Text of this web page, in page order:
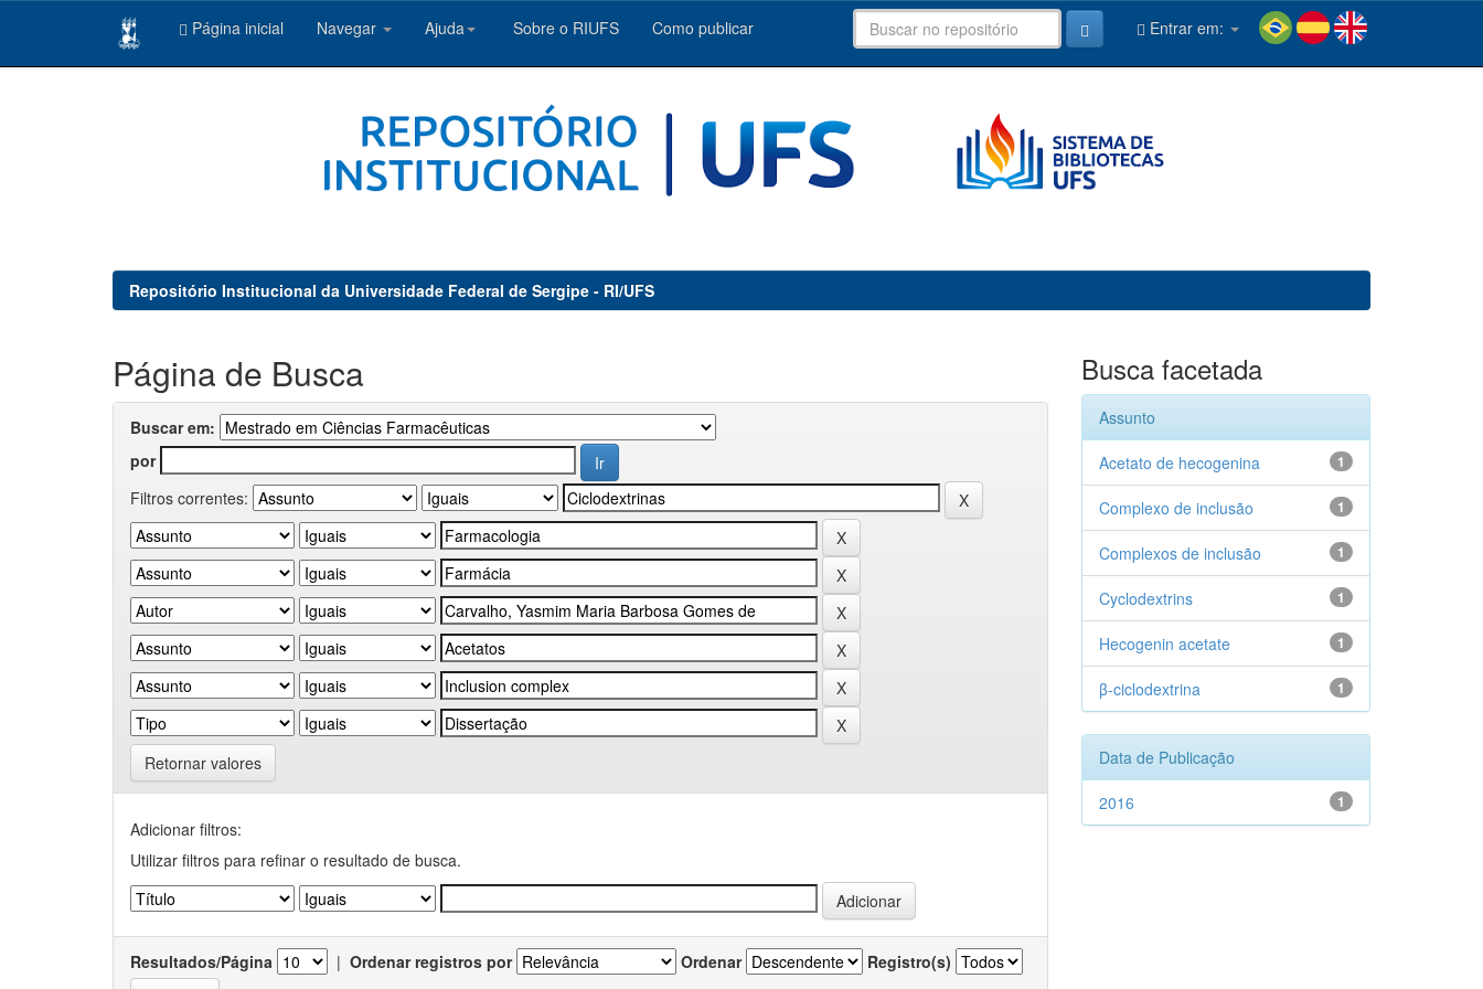
Página inicial Navegar Ajuda Sobre o RIUFS Como publicar Entrar em:
Repositório Institucional da Universidade Federal de Sergipe - RI/UFS
Página de Busca
Buscar em:
por
Filtros correntes:
Retornar valores
Adicionar filtros:
Utilizar filtros para refinar o resultado de busca.
Resultados/Página | Ordenar registros por Ordenar Registro(s)
Busca facetada
Assunto
1
Acetato de hecogenina
1
Complexo de inclusão
1
Complexos de inclusão
1
Cyclodextrins
1
Hecogenin acetate
1
β-ciclodextrina
Data de Publicação
1
2016